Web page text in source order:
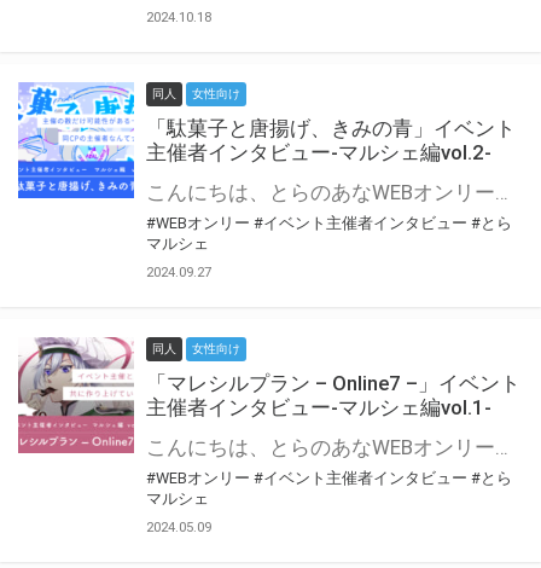
2024.10.18
同人 女性向け
「駄菓子と唐揚げ、きみの青」イベント
主催者インタビュー-マルシェ編vol.2-
こんにちは、とらのあなWEBオンリー運営スタッフです。 新たにお届けする、イベント主催者インタビュー-マルシェ編-は、 とらのあなWEBオンリー「マルシェ」をご利用の主催様に 「マルシェ」を使ってイベントを開催した感想や心がけをお聞きする企画です。 今回は、WEBオンリー初開催「駄菓子と唐揚げ、きみの青」より、 主催のぎこ六屋様にお話を伺いました。 協力：ぎこ六屋様／イベント公式Twitter（@krkgwks） とらのあなWEBオンリー「マルシェ」とは？ WEBオンリーでリアルタイムでコミュニケーションがとれるオンライン会場です。
#WEBオンリー #イベント主催者インタビュー #とら
マルシェ
2024.09.27
同人 女性向け
「マレシルプラン – Online7 –」イベント
主催者インタビュー-マルシェ編vol.1-
こんにちは、とらのあなWEBオンリー運営スタッフです。 新たにお届けする、イベント主催者インタビュー-マルシェ編-は、 とらのあなWEBオンリー「マルシェ」をご利用した主催様に 「マルシェ」を使って開催した感想や心がけをお聞きする企画です。 今回は、WEBオンリー開催7回目迎えた「マレシルプラン – Online7 –」より、 主催の玉川うた様にお話を伺いました。 ▼マレシルプランのインタビュー前回記事 「イベント主催者インタビュー vol.6」はこちら 協力：玉川うた様（マレシルプラン実行委員会 代表）／イベント公式Twitter（@mallesil_plan） とらのあなWEBオンリー「マルシェ」とは？ WEBオンリーでリアルタイムでコミュニケーションがとれるオンライン会場です。
#WEBオンリー #イベント主催者インタビュー #とら
マルシェ
2024.05.09